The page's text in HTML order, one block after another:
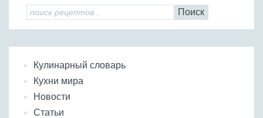
Поиск
Кулинарный словарь
Кухни мира
Новости
Статьи